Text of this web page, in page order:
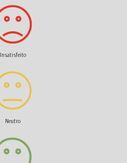
Insatisfeito
Neutro